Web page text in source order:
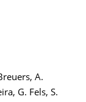
A.
G. Fels, S.